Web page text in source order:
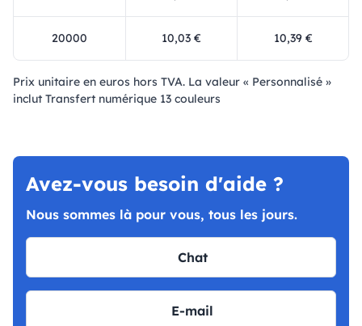
20000 10,03 € 10,39 €
Prix ​​unitaire en euros hors TVA. La valeur « Personnalisé »
inclut Transfert numérique 13 couleurs
Avez-vous besoin d'aide ?
Nous sommes là pour vous, tous les jours.
Chat
E-mail